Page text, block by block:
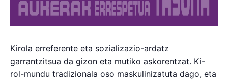
Kirola erreferente eta sozializazio-ardatz
garrantzitsua da gizon eta mutiko askorentzat. Ki-
rol-mundu tradizionala oso maskulinizatuta dago, eta